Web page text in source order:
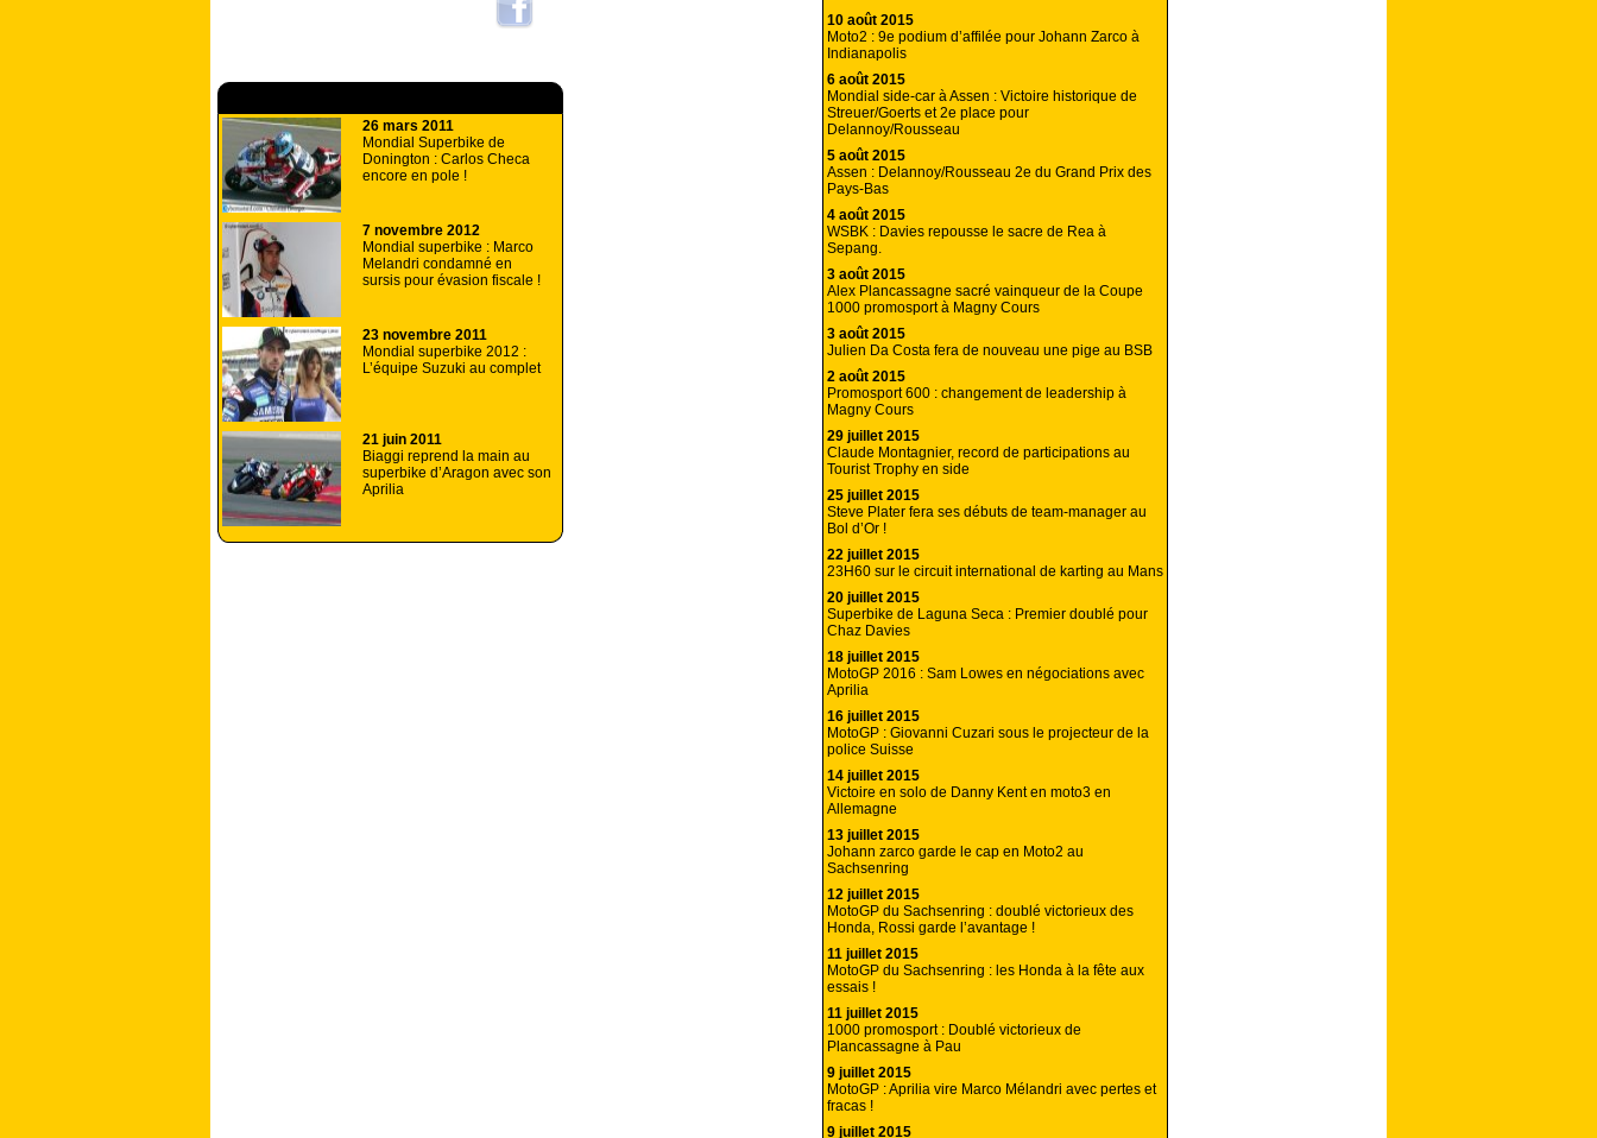
26 mars 2011
Mondial Superbike de
Donington : Carlos Checa
encore en pole !
7 novembre 2012
Mondial superbike : Marco
Melandri condamné en
sursis pour évasion fiscale !
23 novembre 2011
Mondial superbike 2012 :
L’équipe Suzuki au complet
21 juin 2011
Biaggi reprend la main au
superbike d’Aragon avec son
Aprilia
10 août 2015
Moto2 : 9e podium d’affilée pour Johann Zarco à
Indianapolis
6 août 2015
Mondial side-car à Assen : Victoire historique de
Streuer/Goerts et 2e place pour
Delannoy/Rousseau
5 août 2015
Assen : Delannoy/Rousseau 2e du Grand Prix des
Pays-Bas
4 août 2015
WSBK : Davies repousse le sacre de Rea à
Sepang.
3 août 2015
Alex Plancassagne sacré vainqueur de la Coupe
1000 promosport à Magny Cours
3 août 2015
Julien Da Costa fera de nouveau une pige au BSB
2 août 2015
Promosport 600 : changement de leadership à
Magny Cours
29 juillet 2015
Claude Montagnier, record de participations au
Tourist Trophy en side
25 juillet 2015
Steve Plater fera ses débuts de team-manager au
Bol d’Or !
22 juillet 2015
23H60 sur le circuit international de karting au Mans
20 juillet 2015
Superbike de Laguna Seca : Premier doublé pour
Chaz Davies
18 juillet 2015
MotoGP 2016 : Sam Lowes en négociations avec
Aprilia
16 juillet 2015
MotoGP : Giovanni Cuzari sous le projecteur de la
police Suisse
14 juillet 2015
Victoire en solo de Danny Kent en moto3 en
Allemagne
13 juillet 2015
Johann zarco garde le cap en Moto2 au
Sachsenring
12 juillet 2015
MotoGP du Sachsenring : doublé victorieux des
Honda, Rossi garde l’avantage !
11 juillet 2015
MotoGP du Sachsenring : les Honda à la fête aux
essais !
11 juillet 2015
1000 promosport : Doublé victorieux de
Plancassagne à Pau
9 juillet 2015
MotoGP : Aprilia vire Marco Mélandri avec pertes et
fracas !
9 juillet 2015